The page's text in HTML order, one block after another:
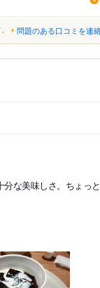
問題のある口コミを連
な美味しさ。ちょっと